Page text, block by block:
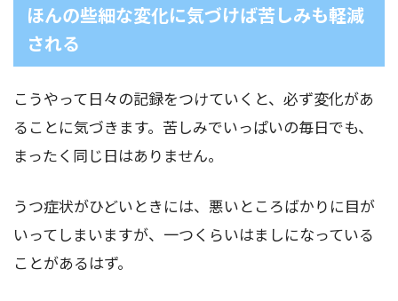
ほんの些細な変化に気づけば苦しみも軽減
される
こうやって日々の記録をつけていくと、必ず変化があ
ることに気づきます。苦しみでいっぱいの毎日でも、
まったく同じ日はありません。
うつ症状がひどいときには、悪いところばかりに目が
いってしまいますが、一つくらいはましになっている
ことがあるはず。